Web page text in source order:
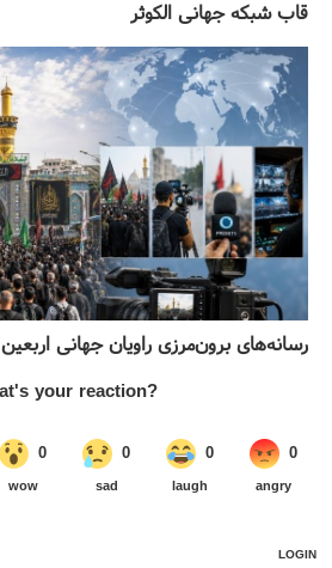
قاب شبکه جهانی الکوثر
رسانه‌های برون‌مرزی راویان جهانی اربعین